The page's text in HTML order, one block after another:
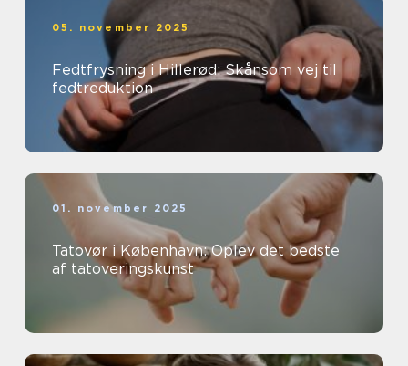
05. november 2025
Fedtfrysning i Hillerød: Skånsom vej til
fedtreduktion
01. november 2025
Tatovør i København: Oplev det bedste
af tatoveringskunst